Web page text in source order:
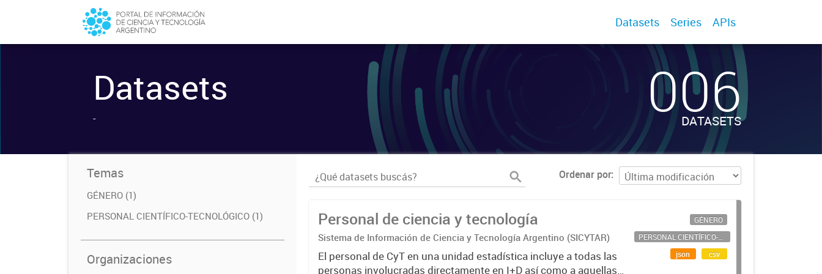
Datasets Series APIs
Datasets
- 006
DATASETS
Temas
GÉNERO (1)
PERSONAL CIENTÍFICO-TECNOLÓGICO (1)
Organizaciones
Ordenar por
Personal de ciencia y tecnología
Sistema de Información de Ciencia y Tecnología Argentino (SICYTAR)
El personal de CyT en una unidad estadística incluye a todas las
personas involucradas directamente en I+D así como a aquellas
GÉNERO
PERSONAL CIENTÍFICO-TECNOLÓGICO
json
csv